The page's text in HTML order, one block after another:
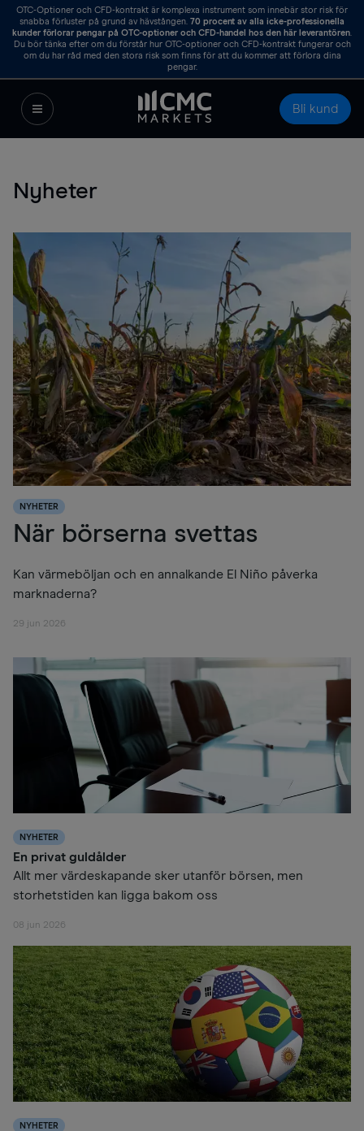
OTC-Optioner och CFD-kontrakt är komplexa instrument som innebär stor risk för
snabba förluster på grund av hävstången. 70 procent av alla icke-professionella
kunder förlorar pengar på OTC-optioner och CFD-handel hos den här leverantören
Du bör tänka efter om du förstår hur OTC-optioner och CFD-kontrakt fungerar och
om du har råd med den stora risk som finns för att du kommer att förlora dina
pengar.
Bli kund
Nyheter
NYHETER
När börserna svettas
Kan värmeböljan och en annalkande El Niño påverka
marknaderna?
29 jun 2026
NYHETER
En privat guldålder
Allt mer värdeskapande sker utanför börsen, men
storhetstiden kan ligga bakom oss
08 jun 2026
NYHETER